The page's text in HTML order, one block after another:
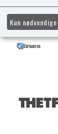
Kun nødvendige